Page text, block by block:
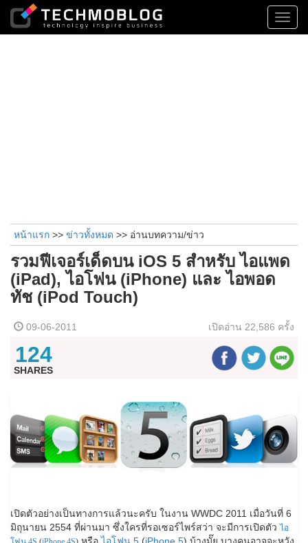
หน้าแรก >> ข่าวทั้งหมด >> อ่านบทความ/ข่าว
รวมฟีเจอร์เด็ดบน iOS 5 สำหรับ ไอแพด
(iPad), ไอโฟน (iPhone) และ ไอพอด
ทัช (iPod Touch)
09-06-2011 เปิดอ่าน 22,586 ครั้ง
124
SHARES
เปิดตัวอย่างเป็นทางการแล้วนะครับ ในงาน WWDC 2011 เมื่อวันที่ 6
มิถุนายน 2554 ที่ผ่านมา ซึ่งใครที่รอเซอร์ไพร์สว่า จะมีการเปิดตัวไอ